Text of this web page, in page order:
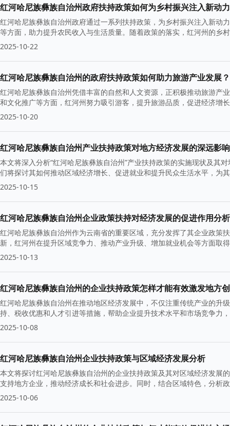
红河哈尼族彝族自治州政府扶持政策如何为乡村振兴注入新动
红河哈尼族彝族自治州政府通过一系列扶持政策，为乡村振兴注入新动
等方面，助力提升农民收入与生活质量。随着政策的落实，红河州的乡
2025-10-22
红河哈尼族彝族自治州的政府扶持政策如何助力旅游产业发展？
红河哈尼族彝族自治州凭借丰富的自然和人文资源，正积极推动旅游产
和文化推广等方面，红河州努力吸引游客，提升旅游品质，促进经济增
2025-10-20
红河哈尼族彝族自治州产业扶持政策对地方经济发展的深远影
本文将深入分析“红河哈尼族彝族自治州”产业扶持政策的实施现状及其
们将探讨其如何推动区域经济增长、促进就业和提升民众生活水平，为
2025-10-15
红河哈尼族彝族自治州企业政策扶持对经济发展的促进作用分析
红河哈尼族彝族自治州作为云南省的重要区域，充分发挥了其企业政策
新，红河州在提升区域竞争力、推动产业升级、增加就业机会等方面取
2025-10-13
红河哈尼族彝族自治州的企业扶持政策怎样才能有效激发地方
红河哈尼族彝族自治州在推动地区经济发展中，不仅注重传统产业的升
持、税收优惠和人才引进等措施，帮助企业提升技术水平和市场竞争力
2025-10-08
红河哈尼族彝族自治州企业扶持政策与区域经济发展分析
本文将探讨红河哈尼族彝族自治州的企业扶持政策及其对区域经济发展
支持地方企业，推动经济成长和社会进步。同时，结合区域特色，分析
2025-10-06